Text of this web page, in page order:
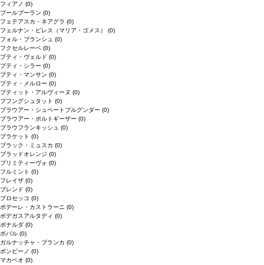
フィアノ (0)
ブールブーラン (0)
フェテアスカ・ネアグラ (0)
フェルナン・ピレス（マリア・ゴメス） (0)
フォル・ブランシュ (0)
フクセルレーベ (0)
プティ・ヴェルド (0)
プティ・シラー (0)
プティ・マンサン (0)
プティ・メルロー (0)
プティット・アルヴィーヌ (0)
プフングシュタット (0)
ブラウアー・シュペートブルグンダー (0)
ブラウアー・ポルトギーザー (0)
ブラウフランキッシュ (0)
ブラケット (0)
ブラック・ミュスカ (0)
ブラッドオレンジ (0)
プリミティーヴォ (0)
フルミント (0)
フレイザ (0)
ブレンド (0)
プロセッコ (0)
ポデーレ・カストラーニ (0)
ボデガスアルタディ (0)
ボナルダ (0)
ボバル (0)
ガルナッチャ・ブランカ (0)
ボンビーノ (0)
マカベオ (0)